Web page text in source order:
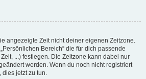
angezeigte Zeit nicht deiner eigenen Zeitzone.
Bereich“ die für dich passende
...) festlegen. Die Zeitzone kann dabei nur
werden. Wenn du noch nicht registriert
dies jetzt zu tun.